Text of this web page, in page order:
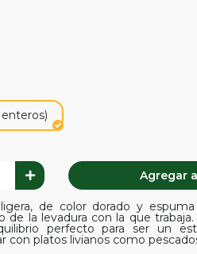
enteros)
Agregar
de color dorado y
de la levadura con la que
perfecto para ser un
con platos livianos como